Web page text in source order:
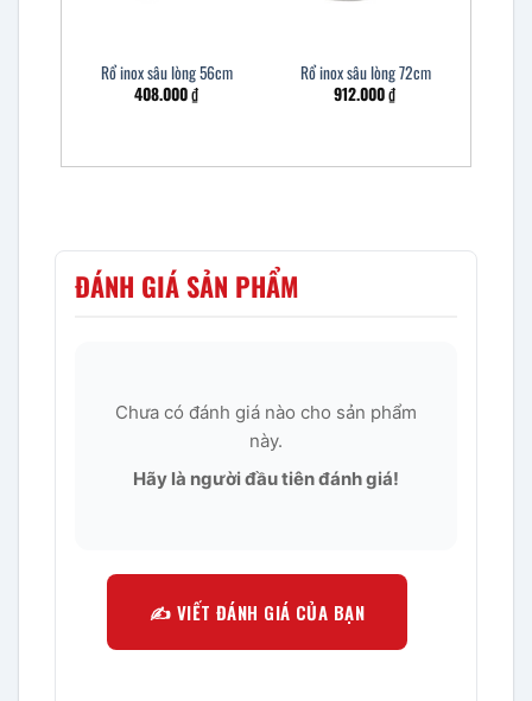
Rổ inox sâu lòng 56cm
408.000₫
Rổ inox sâu lòng 72cm
912.000₫
ĐÁNH GIÁ SẢN PHẨM
Chưa có đánh giá nào cho sản phẩm
này.
Hãy là người đầu tiên đánh giá!
✍️ VIẾT ĐÁNH GIÁ CỦA BẠN